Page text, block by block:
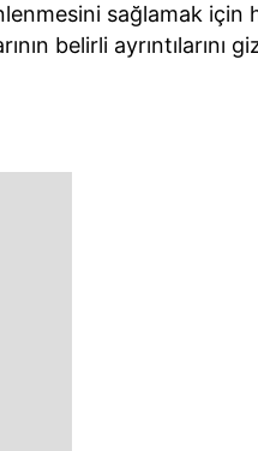
sağlamak için
belirli ayrıntılarını